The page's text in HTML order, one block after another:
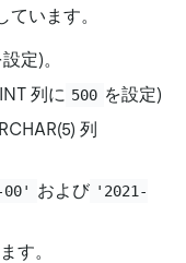
います。
定)。
列に 500 を設定)
列
00' および '2021-
す。